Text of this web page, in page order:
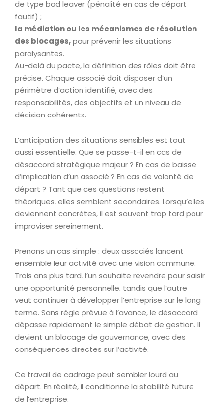
de type bad leaver (pénalité en cas de départ
fautif) ;
la médiation ou les mécanismes de résolution
des blocages,pour prévenir les situations
paralysantes.
Au-delà du pacte, la définition des rôles doit être
précise. Chaque associé doit disposer d’un
périmètre d’action identifié, avec des
responsabilités, des objectifs et un niveau de
décision cohérents.
L’anticipation des situations sensibles est tout
aussi essentielle. Que se passe-t-il en cas de
désaccord stratégique majeur ? En cas de baisse
d’implication d’un associé ? En cas de volonté de
départ ? Tant que ces questions restent
théoriques, elles semblent secondaires. Lorsqu’elles
deviennent concrètes, il est souvent trop tard pour
improviser sereinement.
Prenons un cas simple : deux associés lancent
ensemble leur activité avec une vision commune.
Trois ans plus tard, l’un souhaite revendre pour saisir
une opportunité personnelle, tandis que l’autre
veut continuer à développer l’entreprise sur le long
terme. Sans règle prévue à l’avance, le désaccord
dépasse rapidement le simple débat de gestion. Il
devient un blocage de gouvernance, avec des
conséquences directes sur l’activité.
Ce travail de cadrage peut sembler lourd au
départ. En réalité, il conditionne la stabilité future
de l’entreprise.